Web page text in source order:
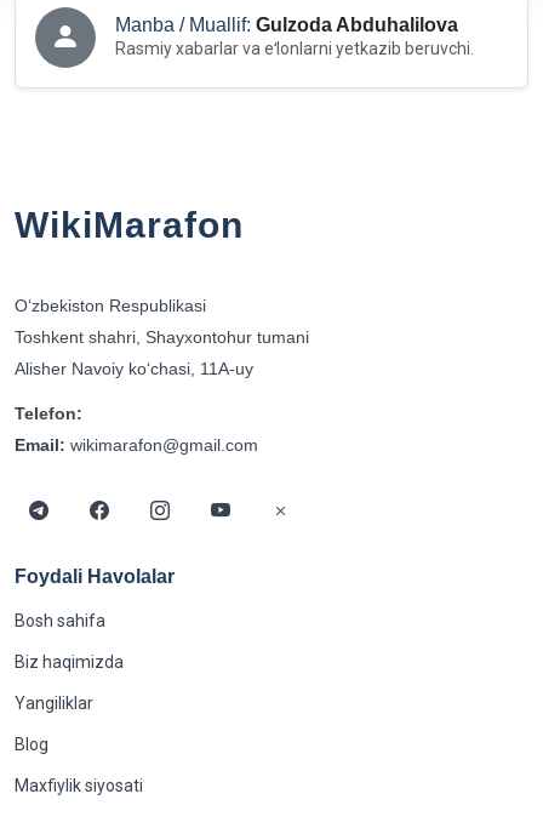
Manba / Muallif: Gulzoda Abduhalilova
Rasmiy xabarlar va eʻlonlarni yetkazib beruvchi.
WikiMarafon
Oʻzbekiston Respublikasi
Toshkent shahri, Shayxontohur tumani
Alisher Navoiy koʻchasi, 11A-uy
Telefon:
Email: wikimarafon@gmail.com
Foydali Havolalar
Bosh sahifa
Biz haqimizda
Yangiliklar
Blog
Maxfiylik siyosati